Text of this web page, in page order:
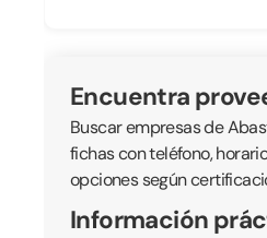
Encuentra
Buscar empresas de
fichas con teléfono,
opciones según
Información